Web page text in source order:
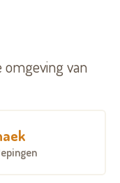
met petanque,
en
staat
de conciërge in
omgeving van